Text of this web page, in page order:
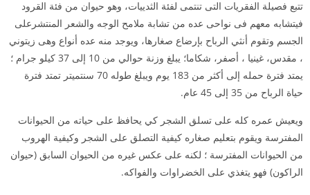
تتبع فصيلة الفقريات التى تنتمى لفئة الثدييات، وهو حيوان من فئة القرود
فيتشابه معهم فى نواحى عده من تشابة ملامح الوجه والشعر المنتشرعلى
الجسم وتقوم أنثي الرباح بإرضاع صغارها، ويوجد منه عده أنواع وهى زيتوني
، مقدس، غينيا ، أصفر، شكاما؛ يبلغ وزنة حوالي من 10 إلى 37 كيلو جرام ؛
يمتد فترة حمله إلى أكثر من 183 يوم ويبلغ طوله 70 سنتميتر تمتد فترة
حياة الرباح من 35 إلى 45 عام.
ويعيش عمره كله على تسلق الشجر كي يحافظ على حياته من الحيوانات
المفترسة ويقوم بتعليم صغاره كيفية التصلق على الشجر وكيفية الهروب
من الحيوانات المفترسة ؛ لكنه على عكس غيره من الحيوان السابق (حيوان
الراكون) فهو يتغذي على الخضراوات والفواكه.